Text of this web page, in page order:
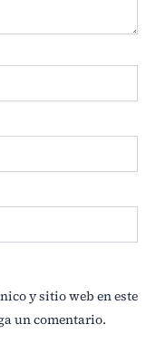
y sitio web en este
un comentario.